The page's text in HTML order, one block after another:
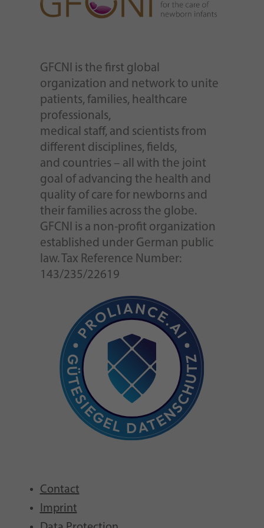
GFCNI is the first global
organization and network to unite
patients, families, healthcare
professionals,
medical staff, and scientists from
different disciplines, fields,
and countries – all with the joint
goal of advancing the health and
quality of care for newborns and
their families across the globe.
GFCNI is a non-profit organization
established under German public
law. Tax Reference Number:
143/235/22619
Contact
Imprint
Zweck
generierte ID, für die historische Speicherung
Ihrer vorgenommen Einstellungen, falls der